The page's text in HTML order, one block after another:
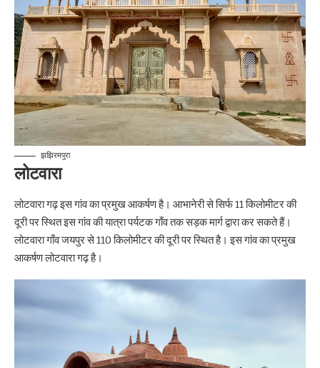
झझिरमपुरा
लोटवारा
लोटवारा गढ़ इस गांव का प्रमुख आकर्षण है। आभानेरी से सिर्फ 11 किलोमीटर की
दूरी पर स्थित इस गांव की यात्रा पर्यटक गाँव तक सड़क मार्ग द्वारा कर सकते हैं।
लोटवारा गाँव जयपुर से 110 किलोमीटर की दूरी पर स्थित है। इस गांव का प्रमुख
आकर्षण लोटवारा गढ़ है।